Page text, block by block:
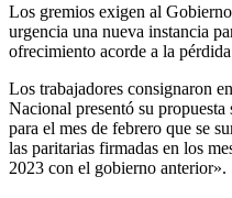
Los gremios exigen al
urgencia una nueva instancia
ofrecimiento acorde a la
Los trabajadores consignaron
Nacional presentó su
para el mes de febrero que se
las paritarias firmadas en los
2023 con el gobierno anterior».